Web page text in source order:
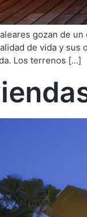
gozan de
de vida y
Los terrenos […]